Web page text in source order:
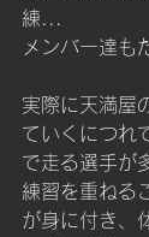
練...
メンバー達も
実際に天満屋
ていくにつれ
で走る選手が
練習を重ねる
が身に付き、